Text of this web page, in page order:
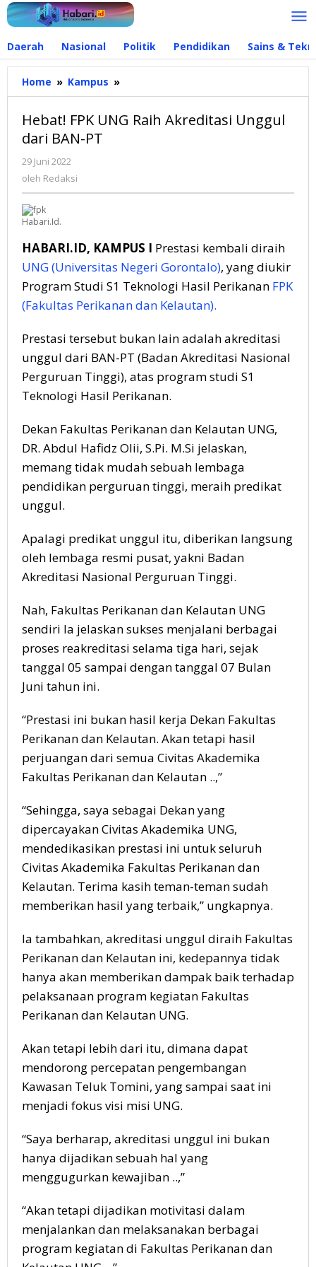
Lewati
ke
Daerah Nasional Politik Pendidikan Sains &
Home » Kampus »
FPK
Raih
Hebat! FPK UNG Raih Akreditasi Unggul
dari BAN-PT
29 Juni 2022
oleh Redaksi
Habari.Id.
HABARI.ID, KAMPUS I Prestasi kembali diraih
UNG (Universitas Negeri Gorontalo), yang diukir
Program Studi S1 Teknologi Hasil Perikanan FPK
(Fakultas Perikanan dan Kelautan).
Prestasi tersebut bukan lain adalah akreditasi
unggul dari BAN-PT (Badan Akreditasi Nasional
Perguruan Tinggi), atas program studi S1
Teknologi Hasil Perikanan.
Dekan Fakultas Perikanan dan Kelautan UNG,
DR. Abdul Hafidz Olii, S.Pi. M.Si jelaskan,
memang tidak mudah sebuah lembaga
pendidikan perguruan tinggi, meraih predikat
unggul.
Apalagi predikat unggul itu, diberikan langsung
oleh lembaga resmi pusat, yakni Badan
Akreditasi Nasional Perguruan Tinggi.
Nah, Fakultas Perikanan dan Kelautan UNG
sendiri Ia jelaskan sukses menjalani berbagai
proses reakreditasi selama tiga hari, sejak
tanggal 05 sampai dengan tanggal 07 Bulan
Juni tahun ini.
“Prestasi ini bukan hasil kerja Dekan Fakultas
Perikanan dan Kelautan. Akan tetapi hasil
perjuangan dari semua Civitas Akademika
Fakultas Perikanan dan Kelautan ..,”
“Sehingga, saya sebagai Dekan yang
dipercayakan Civitas Akademika UNG,
mendedikasikan prestasi ini untuk seluruh
Civitas Akademika Fakultas Perikanan dan
Kelautan. Terima kasih teman-teman sudah
memberikan hasil yang terbaik,” ungkapnya.
Ia tambahkan, akreditasi unggul diraih Fakultas
Perikanan dan Kelautan ini, kedepannya tidak
hanya akan memberikan dampak baik terhadap
pelaksanaan program kegiatan Fakultas
Perikanan dan Kelautan UNG.
Akan tetapi lebih dari itu, dimana dapat
mendorong percepatan pengembangan
Kawasan Teluk Tomini, yang sampai saat ini
menjadi fokus visi misi UNG.
“Saya berharap, akreditasi unggul ini bukan
hanya dijadikan sebuah hal yang
menggugurkan kewajiban ..,”
“Akan tetapi dijadikan motivitasi dalam
menjalankan dan melaksanakan berbagai
program kegiatan di Fakultas Perikanan dan